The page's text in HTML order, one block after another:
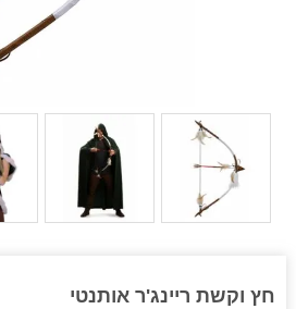
חץ וקשת ריינג'ר אותנטי